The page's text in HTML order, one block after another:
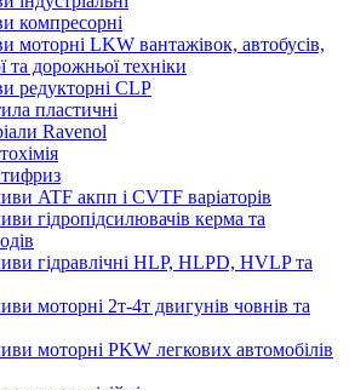
компресорні
моторні LKW вантажівок, автобусів,
та дорожньої техніки
редукторні CLP
пластичні
Ravenol
ATF акпп і CVTF варіаторів
гідропідсилювачів керма та
гідравлічні HLP, HLPD, HVLP та
моторні 2т-4т двигунів човнів та
моторні PKW легкових автомобілів